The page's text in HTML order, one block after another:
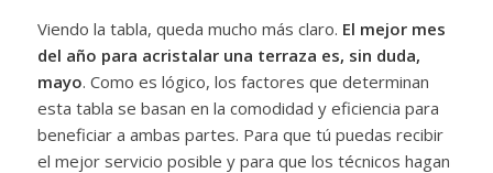
Viendo la tabla, queda mucho más claro. El mejor mes
del año para acristalar una terraza es, sin duda,
mayo. Como es lógico, los factores que determinan
esta tabla se basan en la comodidad y eficiencia para
beneficiar a ambas partes. Para que tú puedas recibir
el mejor servicio posible y para que los técnicos hagan